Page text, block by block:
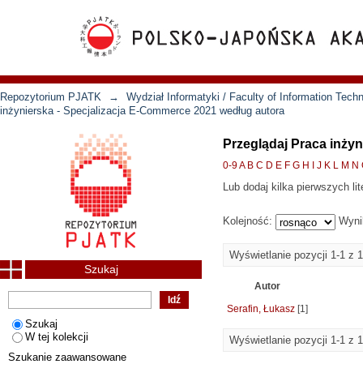
Repozytorium PJATK →
Wydział Informatyki / Faculty of Information
inżynierska - Specjalizacja E-Commerce 2021 według autora
Przeglądaj Praca
0-9A B C D E F G H J K L M N
Lub dodaj kilka pierwszych
Kolejność:
Wyświetlanie pozycji 1-1 z 1
Autor
Serafin, Łukasz [1]
Wyświetlanie pozycji 1-1 z 1
Szukaj
Szukaj
W tej kolekcji
Szukanie zaawansowane